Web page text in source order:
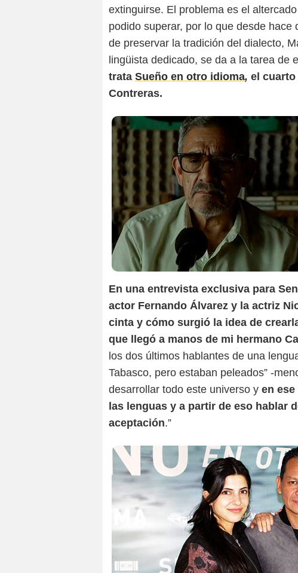
extinguirse. El problema es el
podido superar, por lo que desde
de preservar la tradición del dialecto,
lingüista dedicado, se da a la tarea de
trata Sueño en otro idioma, el
Contreras.
En una entrevista exclusiva para
actor Fernando Álvarez y la actriz
cinta y cómo surgió la idea de
que llegó a manos de mi hermano
los dos últimos hablantes de una
Tabasco, pero estaban peleados” -
desarrollar todo este universo y en
las lenguas y a partir de eso hablar
aceptación.”